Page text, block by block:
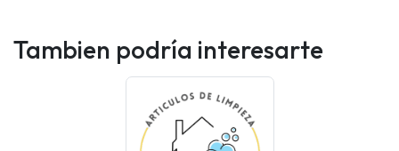
Tambien podría interesarte